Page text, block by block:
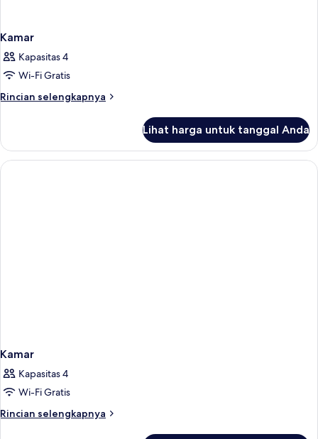
Kamar
Kapasitas 4
Wi-Fi Gratis
Rincian selengkapnya
Rincian
Kamar
Lihat harga untuk tanggal Anda
Kamar
Kapasitas 4
Wi-Fi Gratis
Rincian selengkapnya
Rincian